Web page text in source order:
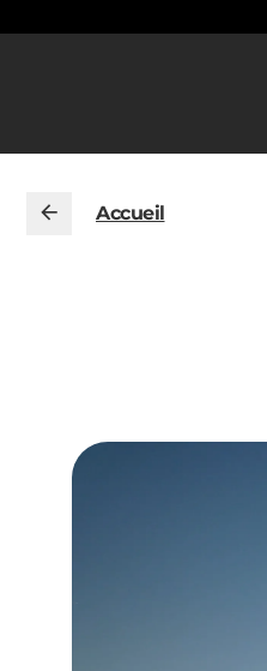
Accueil